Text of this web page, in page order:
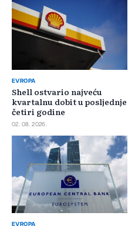
EVROPA
Shell ostvario najveću
kvartalnu dobit u posljednje
četiri godine
02. 08. 2026.
EVROPA